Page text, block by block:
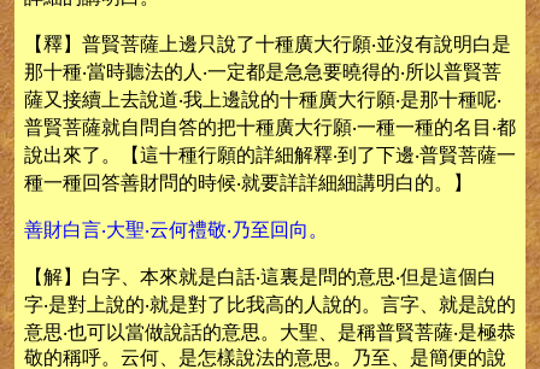
【釋】普賢菩薩上邊只說了十種廣大行願‧並沒有說明白是
那十種‧當時聽法的人‧一定都是急急要曉得的‧所以普賢菩
薩又接續上去說道‧我上邊說的十種廣大行願‧是那十種呢‧
普賢菩薩就自問自答的把十種廣大行願‧一種一種的名目‧都
說出來了。【這十種行願的詳細解釋‧到了下邊‧普賢菩薩一
種一種回答善財問的時候‧就要詳詳細細講明白的。】
善財白言‧大聖‧云何禮敬‧乃至回向。
【解】白字、本來就是白話‧這裏是問的意思‧但是這個白
字‧是對上說的‧就是對了比我高的人說的。言字、就是說的
意思‧也可以當做說話的意思。大聖、是稱普賢菩薩‧是極恭
敬的稱呼。云何、是怎樣說法的意思。乃至、是簡便的說